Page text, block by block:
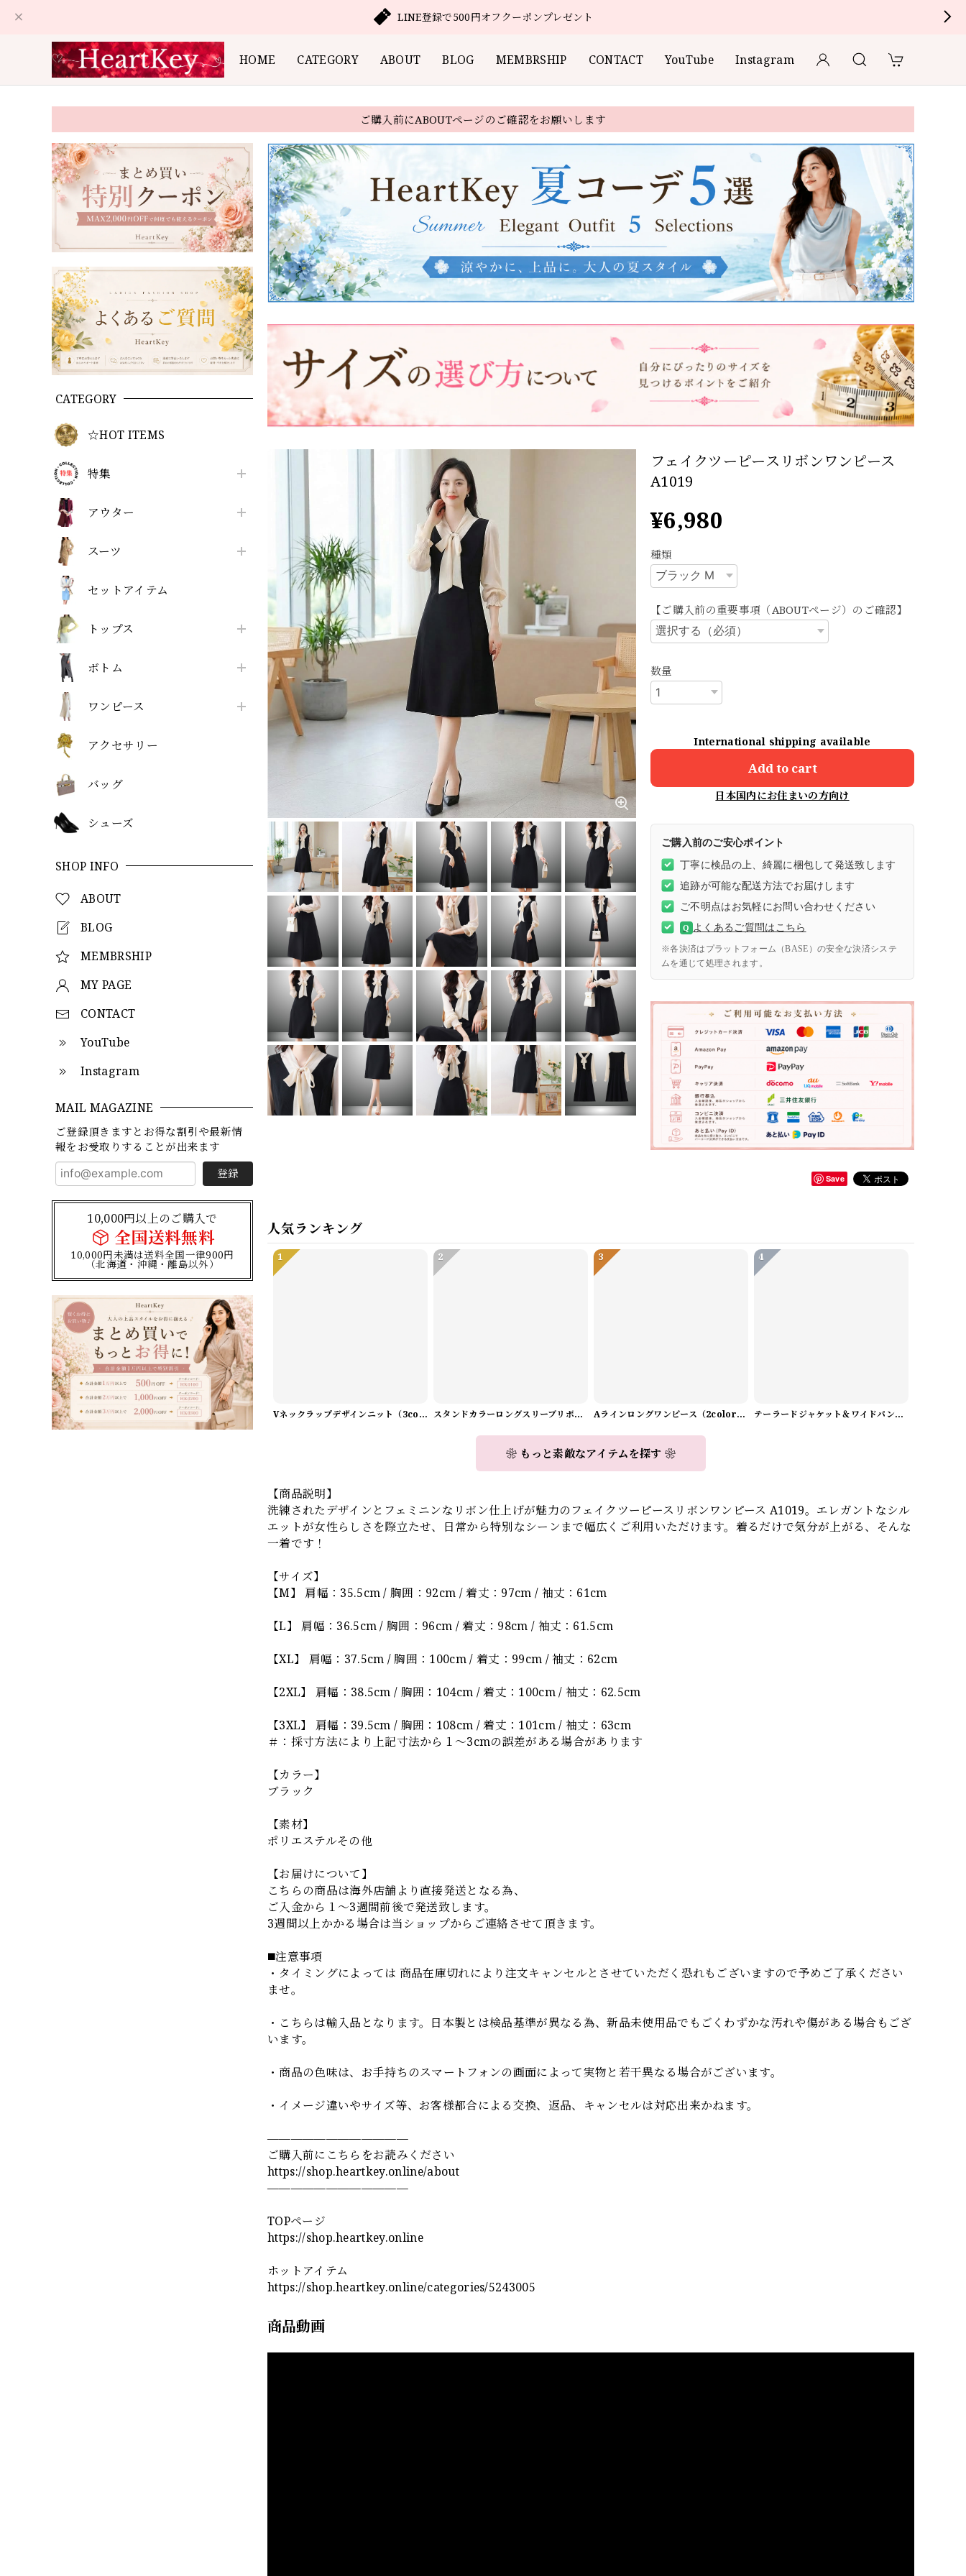
LINE登録で500円オフクーポンプレゼント
HOME CATEGORY ABOUT BLOG MEMBRSHIP CONTACT YouTube Instagram
ご購入前にABOUTページのご確認をお願いします
CATEGORY
☆HOT ITEMS
特集
アウター
スーツ
セットアイテム
トップス
ボトム
ワンピース
アクセサリー
バッグ
シューズ
SHOP INFO
ABOUT
BLOG
MEMBRSHIP
MY PAGE
CONTACT
YouTube
Instagram
MAIL MAGAZINE
ご登録頂きますとお得な割引や最新情
報をお受取りすることが出来ます
登録
10,000円以上のご購入で
全国送料無料
10,000円未満は送料全国一律900円
（北海道・沖縄・離島以外）
フェイクツーピースリボンワンピース
A1019
¥6,980
種類
【ご購入前の重要事項（ABOUTページ）のご確認】
数量
International shipping available
Add to cart
日本国内にお住まいの方向け
ご購入前のご安心ポイント
丁寧に検品の上、綺麗に梱包して発送致します
追跡が可能な配送方法でお届けします
ご不明点はお気軽にお問い合わせください
Q よくあるご質問はこちら
※各決済はプラットフォーム（BASE）の安全な決済システ
ムを通じて処理されます。
Save
人気ランキング
1
Vネックラップデザインニット（3color） A1008
2
スタンドカラーロングスリーブリボンブラウス（3color） A1126
3
Aラインロングワンピース（2color） A0908
4
テーラードジャケット＆ワイドパンツスーツwithスカーフ A0987
❀ もっと素敵なアイテムを探す ❀
【商品説明】
洗練されたデザインとフェミニンなリボン仕上げが魅力のフェイクツーピースリボンワンピース A1019。エレガントなシル
エットが女性らしさを際立たせ、日常から特別なシーンまで幅広くご利用いただけます。着るだけで気分が上がる、そんな
一着です！
【サイズ】
【M】 肩幅：35.5cm / 胸囲：92cm / 着丈：97cm / 袖丈：61cm
【L】 肩幅：36.5cm / 胸囲：96cm / 着丈：98cm / 袖丈：61.5cm
【XL】 肩幅：37.5cm / 胸囲：100cm / 着丈：99cm / 袖丈：62cm
【2XL】 肩幅：38.5cm / 胸囲：104cm / 着丈：100cm / 袖丈：62.5cm
【3XL】 肩幅：39.5cm / 胸囲：108cm / 着丈：101cm / 袖丈：63cm
＃：採寸方法により上記寸法から１～3cmの誤差がある場合があります
【カラー】
ブラック
【素材】
ポリエステルその他
【お届けについて】
こちらの商品は海外店舗より直接発送となる為、
ご入金から１～3週間前後で発送致します。
3週間以上かかる場合は当ショップからご連絡させて頂きます。
◼️注意事項
・タイミングによっては 商品在庫切れにより注文キャンセルとさせていただく恐れもございますので予めご了承ください
ませ。
・こちらは輸入品となります。日本製とは検品基準が異なる為、新品未使用品でもごくわずかな汚れや傷がある場合もござ
います。
・商品の色味は、お手持ちのスマートフォンの画面によって実物と若干異なる場合がございます。
・イメージ違いやサイズ等、お客様都合による交換、返品、キャンセルは対応出来かねます。
————————————
ご購入前にこちらをお読みください
https://shop.heartkey.online/about
————————————
TOPページ
https://shop.heartkey.online
ホットアイテム
https://shop.heartkey.online/categories/5243005
商品動画